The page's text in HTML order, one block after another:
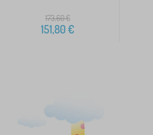
173,60€
151,80€